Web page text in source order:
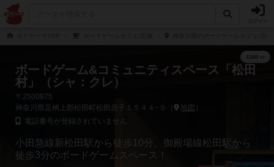
ボードゲーム&コミュニティスペース「松田
村」（シャ：クレ）
〒2500875
神奈川県足柄上郡松田町松田庶子１５４４−５（
地図 ）
電話番号が登録されていません
小田急線新松田駅から徒歩10分、御殿場線松田駅から
徒歩3分のボードゲームスペース！